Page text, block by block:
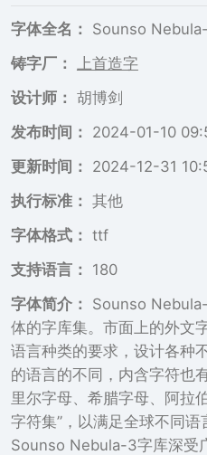
字体全名：
Sounso
铸字厂： 上首造字
设计师： 胡博剑
发布时间：
2024-01-10
更新时间：
2024-12-31
执行标准： 其他
字体格式： ttf
支持语言：
180
字体简介：
Sounso
体的字库集。市面上的外文
语言种类的要求，设计各种
的语言的不同，内含字符也
里尔字母、希腊字母、阿拉
字符集”，以满足全球不同语
Sounso Nebula-3字库深受